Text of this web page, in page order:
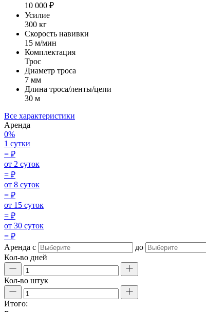
10 000 ₽
Усилие
300 кг
Скорость навивки
15 м/мин
Комплектация
Трос
Диаметр троса
7 мм
Длина троса/ленты/цепи
30 м
Все характеристики
Аренда
0%
1 сутки
= ₽
от 2 суток
= ₽
от 8 суток
= ₽
от 15 суток
= ₽
от 30 суток
= ₽
Аренда с
до
Кол-во дней
Кол-во штук
Итого: